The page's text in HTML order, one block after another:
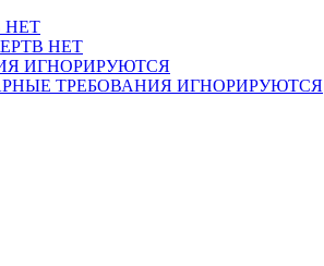
НЕТ
НЕТ
ИГНОРИРУЮТСЯ
ТРЕБОВАНИЯ ИГНОРИРУЮТСЯ